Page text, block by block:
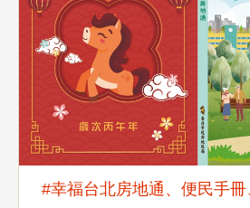
#幸福台北房地通、便民手冊